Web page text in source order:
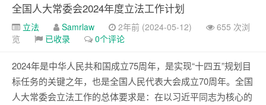
全国人大常委会2024年度立法工作计划
立法 Samrlaw 2年前 (2024-05-12)
655 次浏
览
已收录 0个评论
2024年是中华人民共和国成立75周年，是实现“十四五”规划目
标任务的关键之年，也是全国人民代表大会成立70周年。全国
人大常委会立法工作的总体要求是：在以习近平同志为核心的